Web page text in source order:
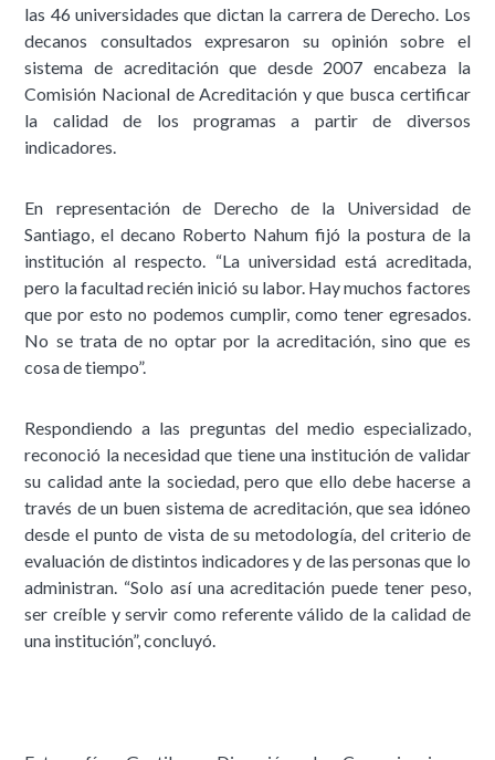
las 46 universidades que dictan la carrera de Derecho. Los
decanos consultados expresaron su opinión sobre el
sistema de acreditación que desde 2007 encabeza la
Comisión Nacional de Acreditación y que busca certificar
la calidad de los programas a partir de diversos
indicadores.
En representación de Derecho de la Universidad de
Santiago, el decano Roberto Nahum fijó la postura de la
institución al respecto. “La universidad está acreditada,
pero la facultad recién inició su labor. Hay muchos factores
que por esto no podemos cumplir, como tener egresados.
No se trata de no optar por la acreditación, sino que es
cosa de tiempo”.
Respondiendo a las preguntas del medio especializado,
reconoció la necesidad que tiene una institución de validar
su calidad ante la sociedad, pero que ello debe hacerse a
través de un buen sistema de acreditación, que sea idóneo
desde el punto de vista de su metodología, del criterio de
evaluación de distintos indicadores y de las personas que lo
administran. “Solo así una acreditación puede tener peso,
ser creíble y servir como referente válido de la calidad de
una institución”, concluyó.